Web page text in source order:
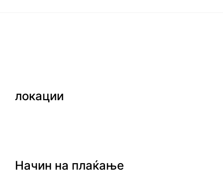
локации
Начин на плаќање